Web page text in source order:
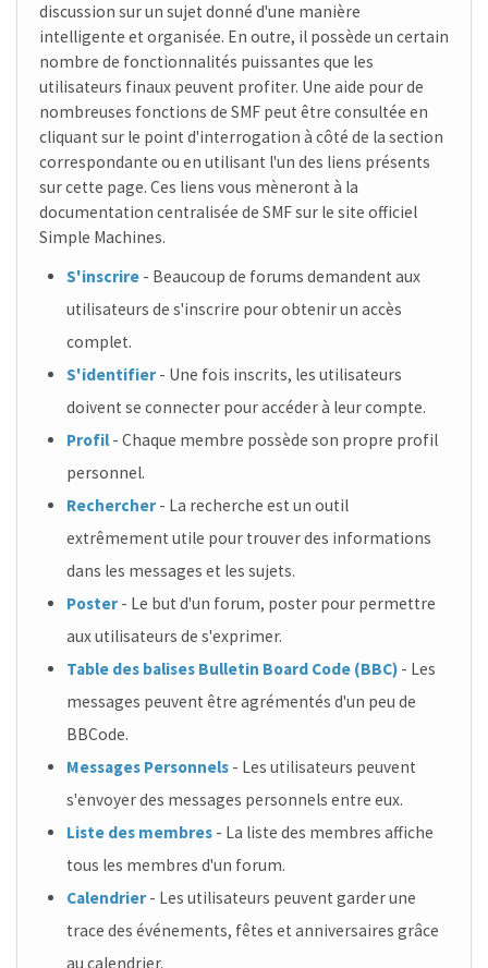
discussion sur un sujet donné d'une manière
intelligente et organisée. En outre, il possède un certain
nombre de fonctionnalités puissantes que les
utilisateurs finaux peuvent profiter. Une aide pour de
nombreuses fonctions de SMF peut être consultée en
cliquant sur le point d'interrogation à côté de la section
correspondante ou en utilisant l'un des liens présents
sur cette page. Ces liens vous mèneront à la
documentation centralisée de SMF sur le site officiel
Simple Machines.
S'inscrire - Beaucoup de forums demandent aux
utilisateurs de s'inscrire pour obtenir un accès
complet.
S'identifier - Une fois inscrits, les utilisateurs
doivent se connecter pour accéder à leur compte.
Profil- Chaque membre possède son propre profil
personnel.
Rechercher - La recherche est un outil
extrêmement utile pour trouver des informations
dans les messages et les sujets.
Poster - Le but d'un forum, poster pour permettre
aux utilisateurs de s'exprimer.
Table des balises Bulletin Board Code (BBC) - Les
messages peuvent être agrémentés d'un peu de
BBCode.
Messages Personnels - Les utilisateurs peuvent
s'envoyer des messages personnels entre eux.
Liste des membres - La liste des membres affiche
tous les membres d'un forum.
Calendrier - Les utilisateurs peuvent garder une
trace des événements, fêtes et anniversaires grâce
au calendrier.